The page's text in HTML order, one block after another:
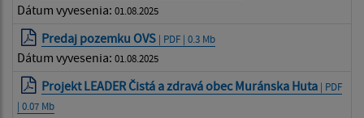
Dátum vyvesenia: 01.08.2025
Predaj pozemku OVS | PDF | 0.3 Mb
Dátum vyvesenia: 01.08.2025
Projekt LEADER Čistá a zdravá obec Muránska Huta | PDF
| 0.07 Mb